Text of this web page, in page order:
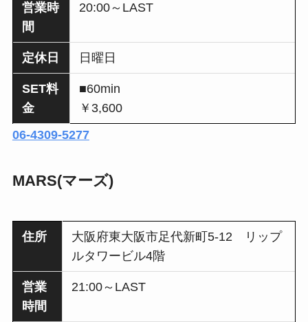
営業時
間
20:00～LAST
定休日 日曜日
SET料
金
■60min
￥3,600
06-4309-5277
MARS(マーズ)
住所
大阪府東大阪市足代新町5-12 リップ
ルタワービル4階
営業
時間
21:00～LAST